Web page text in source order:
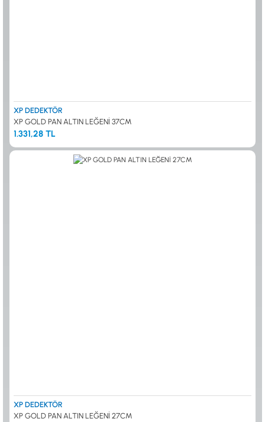
XP DEDEKTÖR
XP GOLD PAN ALTIN LEĞENİ 37CM
1.331,28 TL
XP DEDEKTÖR
XP GOLD PAN ALTIN LEĞENİ 27CM